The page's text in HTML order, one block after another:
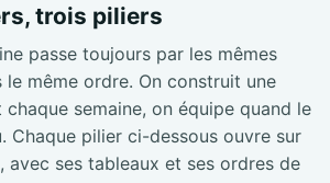
trois piliers
passe toujours par les mêmes
même ordre. On construit une
semaine, on équipe quand le
Chaque pilier ci-dessous ouvre sur
avec ses tableaux et ses ordres de